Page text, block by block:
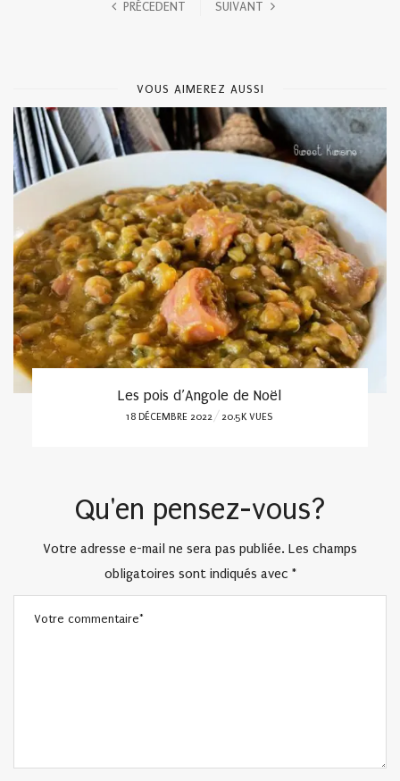
PRÉCEDENT SUIVANT
VOUS AIMEREZ AUSSI
Les pois d’Angole de Noël
POSTED
18 DÉCEMBRE 2022 20.5K VUES
Qu'en pensez-vous?
Votre adresse e-mail ne sera pas publiée. Les champs
obligatoires sont indiqués avec *